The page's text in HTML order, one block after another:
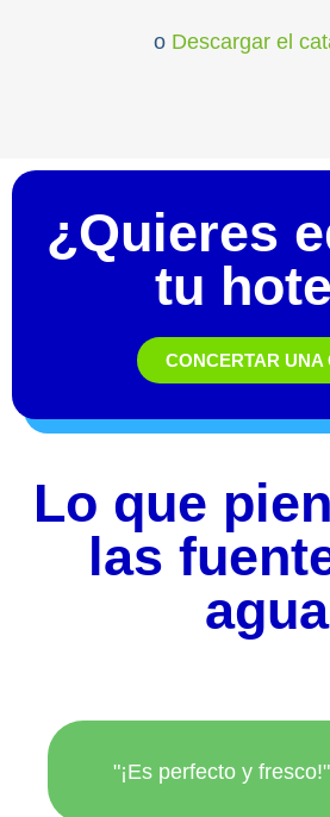
o Descargar el
¿Quieres
tu
CONCERTAR UNA
Lo que
las
agua
"¡Es perfecto y fresco!"